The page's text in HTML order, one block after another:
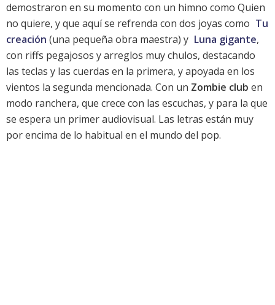
demostraron en su momento con un himno como Quien
no quiere, y que aquí se refrenda con dos joyas como Tu
creación (una pequeña obra maestra) y Luna gigante,
con riffs pegajosos y arreglos muy chulos, destacando
las teclas y las cuerdas en la primera, y apoyada en los
vientos la segunda mencionada. Con un Zombie club en
modo ranchera, que crece con las escuchas, y para la que
se espera un primer audiovisual. Las letras están muy
por encima de lo habitual en el mundo del pop.